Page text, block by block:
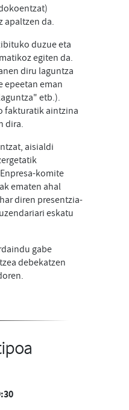
apaltzen da.
duzue eta
egiten da.
diru laguntza
epeetan eman
etb.).
fakturatik aintzina
dira.
aisialdi
komite
ematen ahal
diren presentzia-
eskatu
gabe
debekatzen